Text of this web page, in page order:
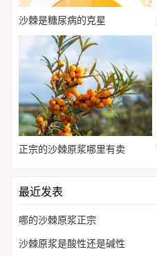
沙棘是糖尿病的克星
正宗的沙棘原浆哪里有卖
最近发表
哪的沙棘原浆正宗
沙棘原浆是酸性还是碱性